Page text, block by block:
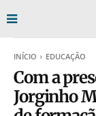
INÍCIO EDUCAÇÃO
Com a
Jorginho